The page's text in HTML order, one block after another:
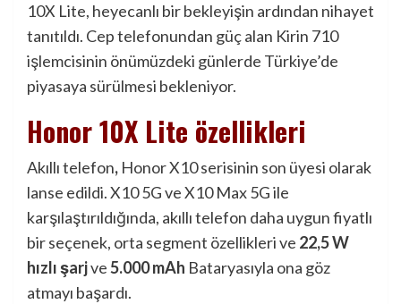
10X Lite, heyecanlı bir bekleyişin ardından nihayet
tanıtıldı. Cep telefonundan güç alan Kirin 710
işlemcisinin önümüzdeki günlerde Türkiye’de
piyasaya sürülmesi bekleniyor.
Honor 10X Lite özellikleri
Akıllı telefon, Honor X10 serisinin son üyesi olarak
lanse edildi. X10 5G ve X10 Max 5G ile
karşılaştırıldığında, akıllı telefon daha uygun fiyatlı
bir seçenek, orta segment özellikleri ve 22,5 W
hızlı şarjve5.000 mAh Bataryasıyla ona göz
atmayı başardı.